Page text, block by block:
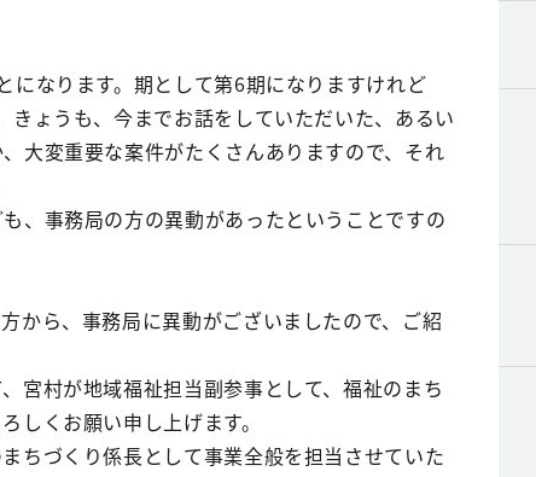
なります。期として第6期になりますけれど
ょうも、今までお話をしていただいた、あるい
大変重要な案件がたくさんありますので、それ
、事務局の方の異動があったということですの
から、事務局に異動がございましたので、ご紹
宮村が地域福祉担当副参事として、福祉のまち
しくお願い申し上げます。
ちづくり係長として事業全般を担当させていた